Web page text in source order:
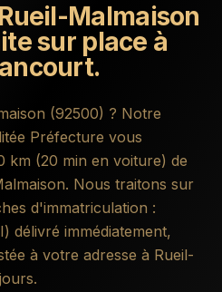
Rueil-Malmaison
sur place à
(92500) ? Notre
Préfecture vous
km (20 min en voiture) de
. Nous traitons sur
d'immatriculation :
délivré immédiatement,
à votre adresse à Rueil-